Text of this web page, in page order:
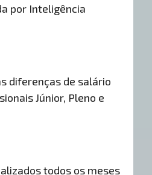
por Inteligência
diferenças de salário
Júnior, Pleno e
todos os meses